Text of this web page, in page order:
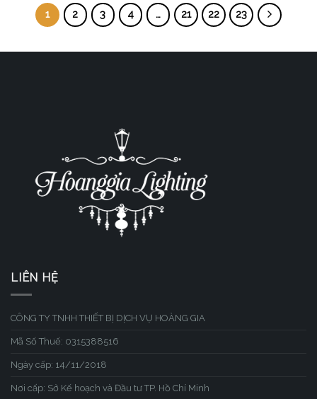
1 2 3 4 … 21 22 23
LIÊN HỆ
CÔNG TY TNHH THIẾT BỊ DỊCH VỤ HOÀNG GIA
Mã Số Thuế: 0315388516
Ngày cấp: 14/11/2018
Nơi cấp: Sở Kế hoạch và Đầu tư TP. Hồ Chí Minh